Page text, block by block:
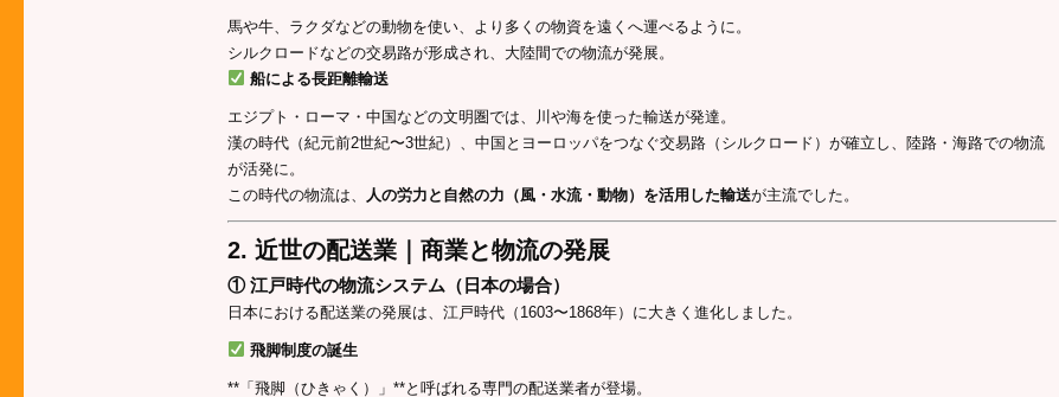
馬や牛、ラクダなどの動物を使い、より多くの物資を遠くへ運べるように。
シルクロードなどの交易路が形成され、大陸間での物流が発展。
船による長距離輸送
エジプト・ローマ・中国などの文明圏では、川や海を使った輸送が発達。
漢の時代（紀元前2世紀〜3世紀）、中国とヨーロッパをつなぐ交易路（シルクロード）が確立し、陸路・海路での物流
が活発に。
この時代の物流は、 人の労力と自然の力（風・水流・動物）を活用した輸送が主流でした。
2. 近世の配送業｜商業と物流の発展
① 江戸時代の物流システム（日本の場合）
日本における配送業の発展は、江戸時代（1603〜1868年）に大きく進化しました。
飛脚制度の誕生
**「飛脚（ひきゃく）」**と呼ばれる専門の配送業者が登場。